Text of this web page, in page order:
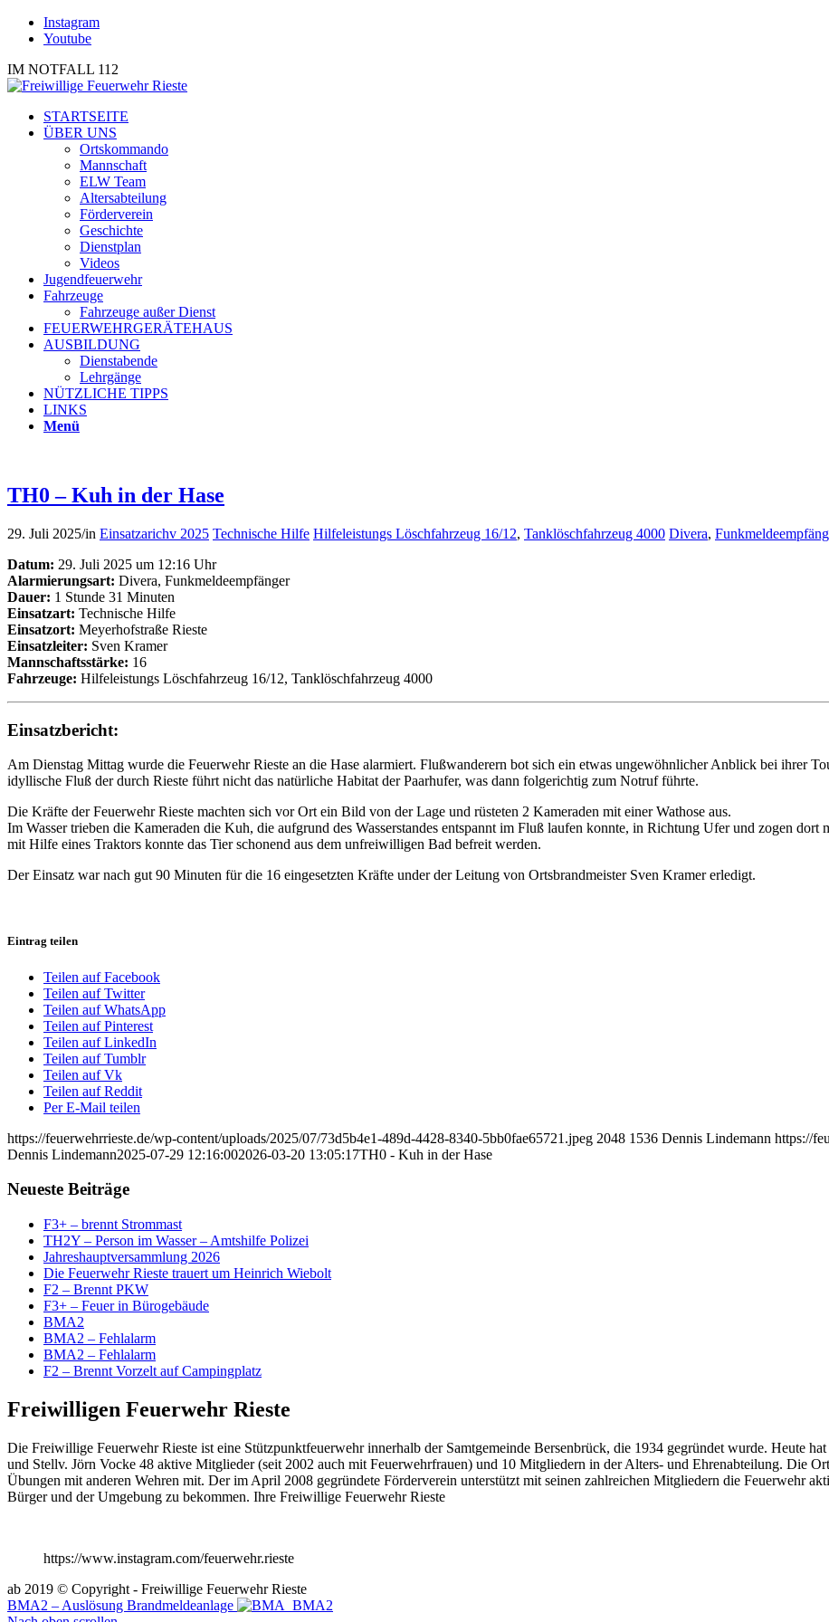
Instagram
Youtube
IM NOTFALL 112
STARTSEITE
ÜBER UNS
Ortskommando
Mannschaft
ELW Team
Altersabteilung
Förderverein
Geschichte
Dienstplan
Videos
Jugendfeuerwehr
Fahrzeuge
Fahrzeuge außer Dienst
FEUERWEHRGERÄTEHAUS
AUSBILDUNG
Dienstabende
Lehrgänge
NÜTZLICHE TIPPS
LINKS
Menü
TH0 – Kuh in der Hase
29. Juli 2025/in Einsatzarichv 2025 Technische Hilfe Hilfeleistungs Löschfahrzeug 16/12, Tanklöschfahrzeug 4000 Divera,
Datum: 29. Juli 2025 um 12:16 Uhr
Alarmierungsart: Divera, Funkmeldeempfänger
Dauer: 1 Stunde 31 Minuten
Einsatzart: Technische Hilfe
Einsatzort: Meyerhofstraße Rieste
Einsatzleiter: Sven Kramer
Mannschaftsstärke: 16
Fahrzeuge: Hilfeleistungs Löschfahrzeug 16/12, Tanklöschfahrzeug 4000
Einsatzbericht:
Am Dienstag Mittag wurde die Feuerwehr Rieste an die Hase alarmiert. Flußwanderern bot sich ein etwas ungewöhnlicher Anblick bei ihrer
idyllische Fluß der durch Rieste führt nicht das natürliche Habitat der Paarhufer, was dann folgerichtig zum Notruf führte.
Die Kräfte der Feuerwehr Rieste machten sich vor Ort ein Bild von der Lage und rüsteten 2 Kameraden mit einer Wathose aus.
Im Wasser trieben die Kameraden die Kuh, die aufgrund des Wasserstandes entspannt im Fluß laufen konnte, in Richtung Ufer und zogen
mit Hilfe eines Traktors konnte das Tier schonend aus dem unfreiwilligen Bad befreit werden.
Der Einsatz war nach gut 90 Minuten für die 16 eingesetzten Kräfte under der Leitung von Ortsbrandmeister Sven Kramer erledigt.
Eintrag teilen
Teilen auf Facebook
Teilen auf Twitter
Teilen auf WhatsApp
Teilen auf Pinterest
Teilen auf LinkedIn
Teilen auf Tumblr
Teilen auf Vk
Teilen auf Reddit
Per E-Mail teilen
https://feuerwehrrieste.de/wp-content/uploads/2025/07/73d5b4e1-489d-4428-8340-5bb0fae65721.jpeg 2048 1536 Dennis Lindemann https://
Dennis Lindemann2025-07-29 12:16:002026-03-20 13:05:17TH0 - Kuh in der Hase
Neueste Beiträge
F3+ – brennt Strommast
TH2Y – Person im Wasser – Amtshilfe Polizei
Jahreshauptversammlung 2026
Die Feuerwehr Rieste trauert um Heinrich Wiebolt
F2 – Brennt PKW
F3+ – Feuer in Bürogebäude
BMA2
BMA2 – Fehlalarm
BMA2 – Fehlalarm
F2 – Brennt Vorzelt auf Campingplatz
Freiwilligen Feuerwehr Rieste
Die Freiwillige Feuerwehr Rieste ist eine Stützpunktfeuerwehr innerhalb der Samtgemeinde Bersenbrück, die 1934 gegründet wurde. Heute
und Stellv. Jörn Vocke 48 aktive Mitglieder (seit 2002 auch mit Feuerwehrfrauen) und 10 Mitgliedern in der Alters- und Ehrenabteilung. Die
Übungen mit anderen Wehren mit. Der im April 2008 gegründete Förderverein unterstützt mit seinen zahlreichen Mitgliedern die Feuerwehr
Bürger und der Umgebung zu bekommen. Ihre Freiwillige Feuerwehr Rieste
https://www.instagram.com/feuerwehr.rieste
ab 2019 © Copyright - Freiwillige Feuerwehr Rieste
BMA2 – Auslösung Brandmeldeanlage
BMA2